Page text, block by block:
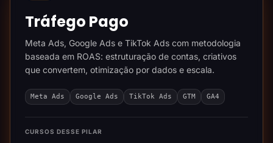
Tráfego Pago
Meta Ads, Google Ads e TikTok Ads com metodologia
baseada em ROAS: estruturação de contas, criativos
que convertem, otimização por dados e escala.
Meta Ads Google Ads TikTok Ads GTM GA4
CURSOS DESSE PILAR